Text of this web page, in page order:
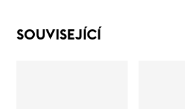
SOUVISEJÍCÍ